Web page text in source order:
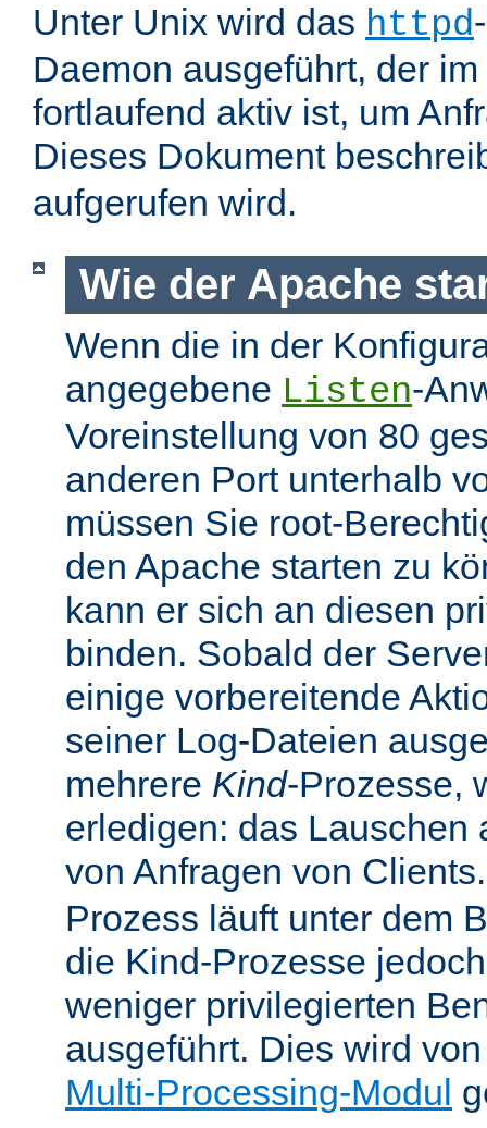
Unter Unix wird das httpd
Daemon ausgeführt, der
fortlaufend aktiv ist, um
Dieses Dokument
aufgerufen wird.
Wie der Apache
Wenn die in der
angegebene Listen-
Voreinstellung von 80
anderen Port unterhalb
müssen Sie root-
den Apache starten zu
kann er sich an diesen
binden. Sobald der
einige vorbereitende
seiner Log-Dateien
mehrere Kind-Prozesse,
erledigen: das Lauschen
von Anfragen von
Prozess läuft unter dem
die Kind-Prozesse
weniger privilegierten
ausgeführt. Dies wird
Multi-Processing-Modul